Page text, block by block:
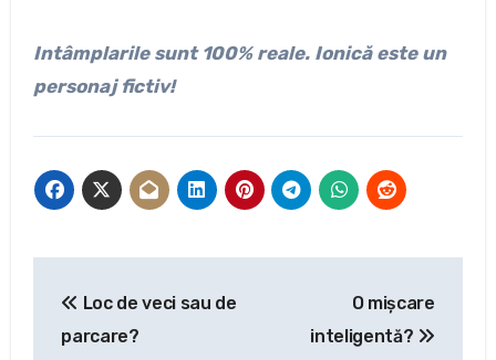
Intâmplarile sunt 100% reale. Ionică este un
personaj fictiv!
în
Loc de veci sau de
parcare?
O mişcare
inteligentă?